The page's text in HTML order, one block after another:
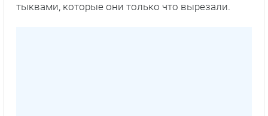
тыквами, которые они только что вырезали.